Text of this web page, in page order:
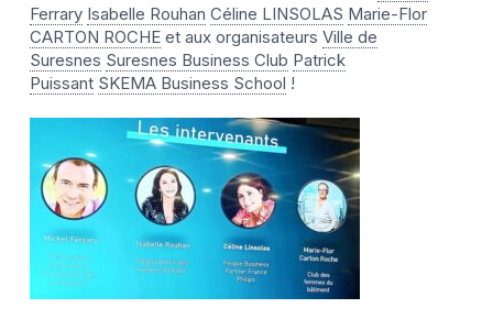
Ferrary Isabelle Rouhan Céline LINSOLAS Marie-Flor
CARTON ROCHE et aux organisateurs Ville de
Suresnes Suresnes Business Club Patrick
Puissant SKEMA Business School !